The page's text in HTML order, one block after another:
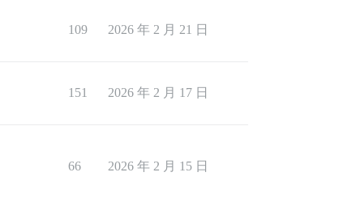
109 2026 年 2 月 21 日
151 2026 年 2 月 17 日
66 2026 年 2 月 15 日